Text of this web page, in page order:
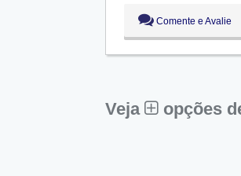
Seg:
Ter:
09:00 -
Qua:
09:00 -
Qui:
09:00 -
Comente e Avalie
Veja opções